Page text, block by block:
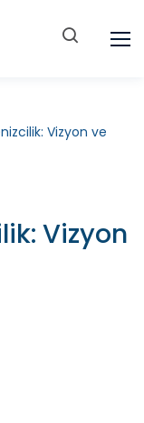
Vizyon ve
Vizyon